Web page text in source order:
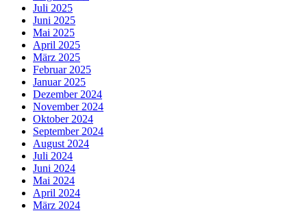
Juli 2025
Juni 2025
Mai 2025
April 2025
März 2025
Februar 2025
Januar 2025
Dezember 2024
November 2024
Oktober 2024
September 2024
August 2024
Juli 2024
Juni 2024
Mai 2024
April 2024
März 2024